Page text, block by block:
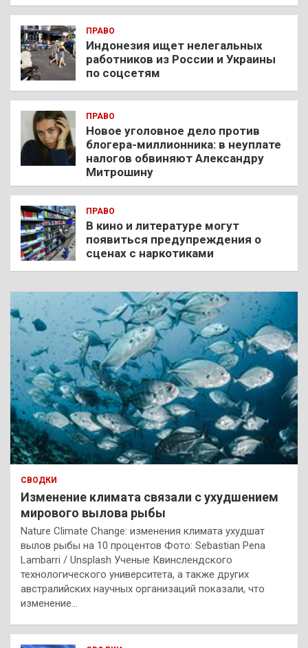
ПРАВО
Индонезия ищет нелегальных
работников из России и Украины
по соцсетям
ПРАВО
Новое уголовное дело против
блогера-миллионника: в неуплате
налогов обвиняют Александру
Митрошину
ПРАВО
В кино и литературе могут
появиться предупреждения о
сценах с наркотиками
СВОДКИ
Изменение климата связали с ухудшением
мирового вылова рыбы
Nature Climate Change: изменения климата ухудшат
вылов рыбы на 10 процентов Фото: Sebastian Pena
Lambarri / Unsplash Ученые Квинслендского
технологического университета, а также других
австралийских научных организаций показали, что
изменение…